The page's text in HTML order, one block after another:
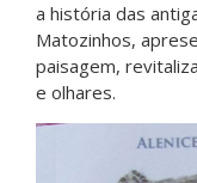
a história das
Matozinhos,
paisagem,
e olhares.